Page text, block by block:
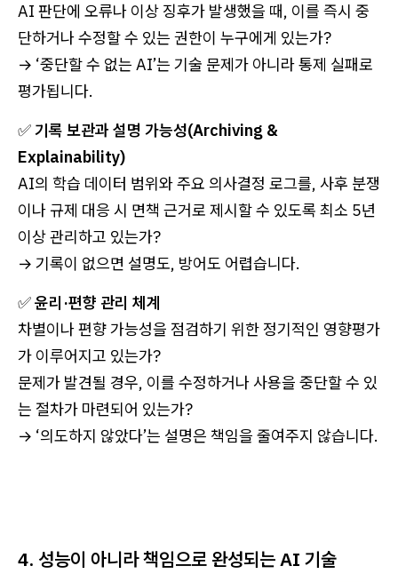
AI 판단에 오류나 이상 징후가 발생했을 때, 이를 즉시 중
단하거나 수정할 수 있는 권한이 누구에게 있는가?
→ ‘중단할 수 없는 AI’는 기술 문제가 아니라 통제 실패로
평가됩니다.
✅기록 보관과 설명 가능성(Archiving &
Explainability)
AI의 학습 데이터 범위와 주요 의사결정 로그를, 사후 분쟁
이나 규제 대응 시 면책 근거로 제시할 수 있도록 최소 5년
이상 관리하고 있는가?
→ 기록이 없으면 설명도, 방어도 어렵습니다.
✅윤리·편향 관리 체계
차별이나 편향 가능성을 점검하기 위한 정기적인 영향평가
가 이루어지고 있는가?
문제가 발견될 경우, 이를 수정하거나 사용을 중단할 수 있
는 절차가 마련되어 있는가?
→ ‘의도하지 않았다’는 설명은 책임을 줄여주지 않습니다.
4. 성능이 아니라 책임으로 완성되는 AI 기술